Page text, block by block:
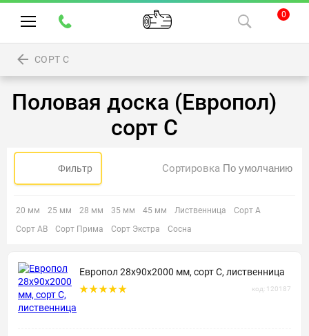
0
СОРТ С
Половая доска (Европол)
сорт С
Фильтр Сортировка
20 мм 25 мм 28 мм 35 мм 45 мм Лиственница
Сорт А
Сорт АВ
Сорт Прима Сорт Экстра Сосна
Европол 28х90х2000 мм, сорт С, лиственница
код: 120187